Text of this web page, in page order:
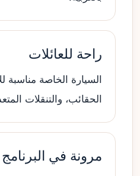
راحة للعائلات
السيارة الخاصة مناسبة
الحقائب، والتنقلات
مرونة في البرنامج